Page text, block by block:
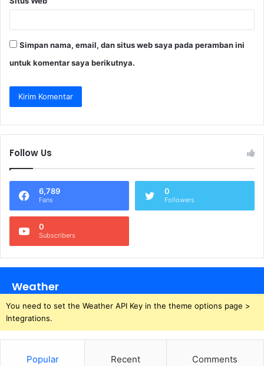
Simpan nama, email, dan situs web saya pada peramban ini
untuk komentar saya berikutnya.
Follow Us
6,789
Fans
0
Followers
0
Subscribers
Weather
You need to set the Weather API Key in the theme options page >
Integrations.
Popular Recent Comments